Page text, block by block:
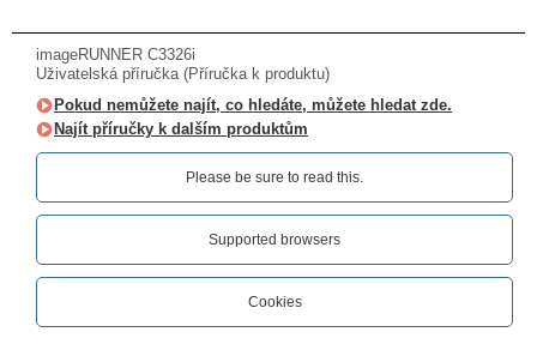
imageRUNNER C3326i
Uživatelská příručka (Příručka k produktu)
Pokud nemůžete najít, co hledáte, můžete hledat zde.
Najít příručky k dalším produktům
Please be sure to read this.‎
Supported browsers
Cookies